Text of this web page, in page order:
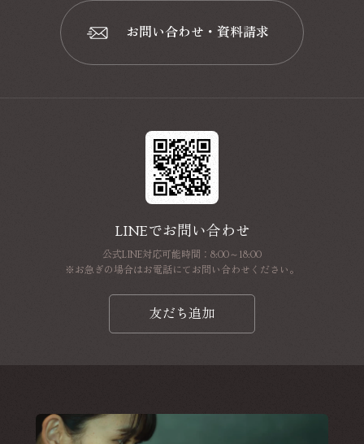
📩
お問い合わせ・資料請求
LINEでお問い合わせ
公式LINE対応可能時間：8:00～18:00
※お急ぎの場合はお電話にてお問い合わせください。
友だち追加